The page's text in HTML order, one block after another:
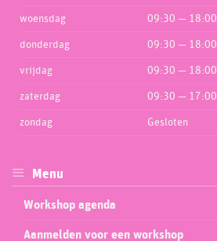
woensdag 09:30 — 18:00
donderdag 09:30 — 18:00
vrijdag 09:30 — 18:00
zaterdag 09:30 — 17:00
zondag Gesloten
Menu
Workshop agenda
Aanmelden voor een workshop